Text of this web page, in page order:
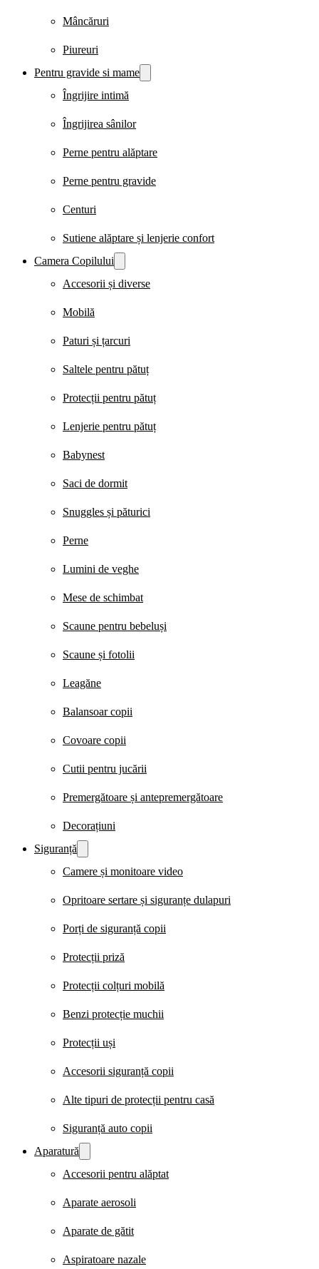
Mâncăruri
Piureuri
Pentru gravide si mame
Îngrijire intimă
Îngrijirea sânilor
Perne pentru alăptare
Perne pentru gravide
Centuri
Sutiene alăptare și lenjerie confort
Camera Copilului
Accesorii și diverse
Mobilă
Paturi și țarcuri
Saltele pentru pătuț
Protecții pentru pătuț
Lenjerie pentru pătuț
Babynest
Saci de dormit
Snuggles și păturici
Perne
Lumini de veghe
Mese de schimbat
Scaune pentru bebeluși
Scaune și fotolii
Leagăne
Balansoar copii
Covoare copii
Cutii pentru jucării
Premergătoare și antepremergătoare
Decorațiuni
Siguranță
Camere și monitoare video
Opritoare sertare și siguranțe dulapuri
Porți de siguranță copii
Protecții priză
Protecții colțuri mobilă
Benzi protecție muchii
Protecții uși
Accesorii siguranță copii
Alte tipuri de protecții pentru casă
Siguranță auto copii
Aparatură
Accesorii pentru alăptat
Aparate aerosoli
Aparate de gătit
Aspiratoare nazale